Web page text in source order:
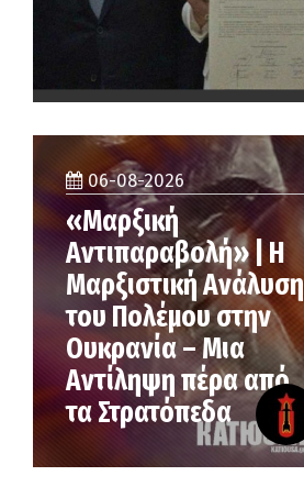
06-08-2026
«Μαρξική
Αντιπαραβολή» | Η
Μαρξιστική Ανάλυση
του Πολέμου στην
Ουκρανία – Μια
Αντίληψη πέρα από
τα Στρατόπεδα